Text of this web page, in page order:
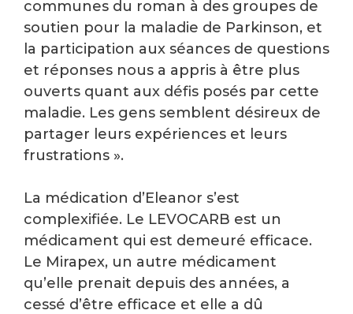
communes du roman à des groupes de
soutien pour la maladie de Parkinson, et
la participation aux séances de questions
et réponses nous a appris à être plus
ouverts quant aux défis posés par cette
maladie. Les gens semblent désireux de
partager leurs expériences et leurs
frustrations ».
La médication d’Eleanor s’est
complexifiée. Le LEVOCARB est un
médicament qui est demeuré efficace.
Le Mirapex, un autre médicament
qu’elle prenait depuis des années, a
cessé d’être efficace et elle a dû